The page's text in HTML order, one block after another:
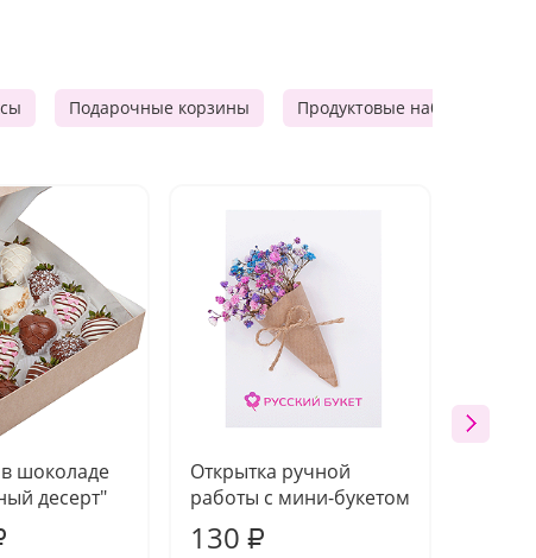
Подарочные корзины Продуктовые наборы
шоколаде
десерт"
Открытка ручной
работы с мини-букетом
130 ₽